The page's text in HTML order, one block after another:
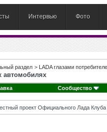
Интервью Фото
раздел > LADA глазами
Сообщество
проект Официального Лада